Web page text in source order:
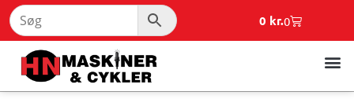
0 kr.0